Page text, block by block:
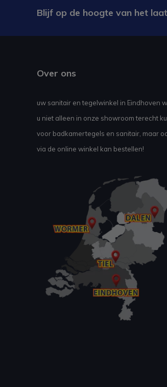
Blijf op de hoogte van het
Over ons
uw sanitair en tegelwinkel in Eindhoven
u niet alleen in onze showroom terecht
voor badkamertegels en sanitair, maar
via de online winkel kan bestellen!